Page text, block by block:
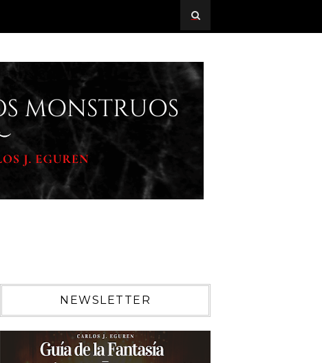
NEWSLETTER